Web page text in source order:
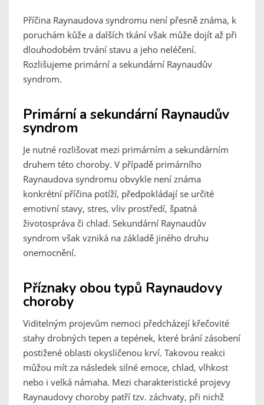
Příčina Raynaudova syndromu není přesně známa, k
poruchám kůže a dalších tkání však může dojít až při
dlouhodobém trvání stavu a jeho neléčení.
Rozlišujeme primární a sekundární Raynaudův
syndrom.
Primární a sekundární Raynaudův
syndrom
Je nutné rozlišovat mezi primárním a sekundárním
druhem této choroby. V případě primárního
Raynaudova syndromu obvykle není známa
konkrétní příčina potíží, předpokládají se určité
emotivní stavy, stres, vliv prostředí, špatná
životospráva či chlad. Sekundární Raynaudův
syndrom však vzniká na základě jiného druhu
onemocnění.
Příznaky obou typů Raynaudovy
choroby
Viditelným projevům nemoci předcházejí křečovité
stahy drobných tepen a tepének, které brání zásobení
postižené oblasti okysličenou krví. Takovou reakci
můžou mít za následek silné emoce, chlad, vlhkost
nebo i velká námaha. Mezi charakteristické projevy
Raynaudovy choroby patří tzv. záchvaty, při nichž